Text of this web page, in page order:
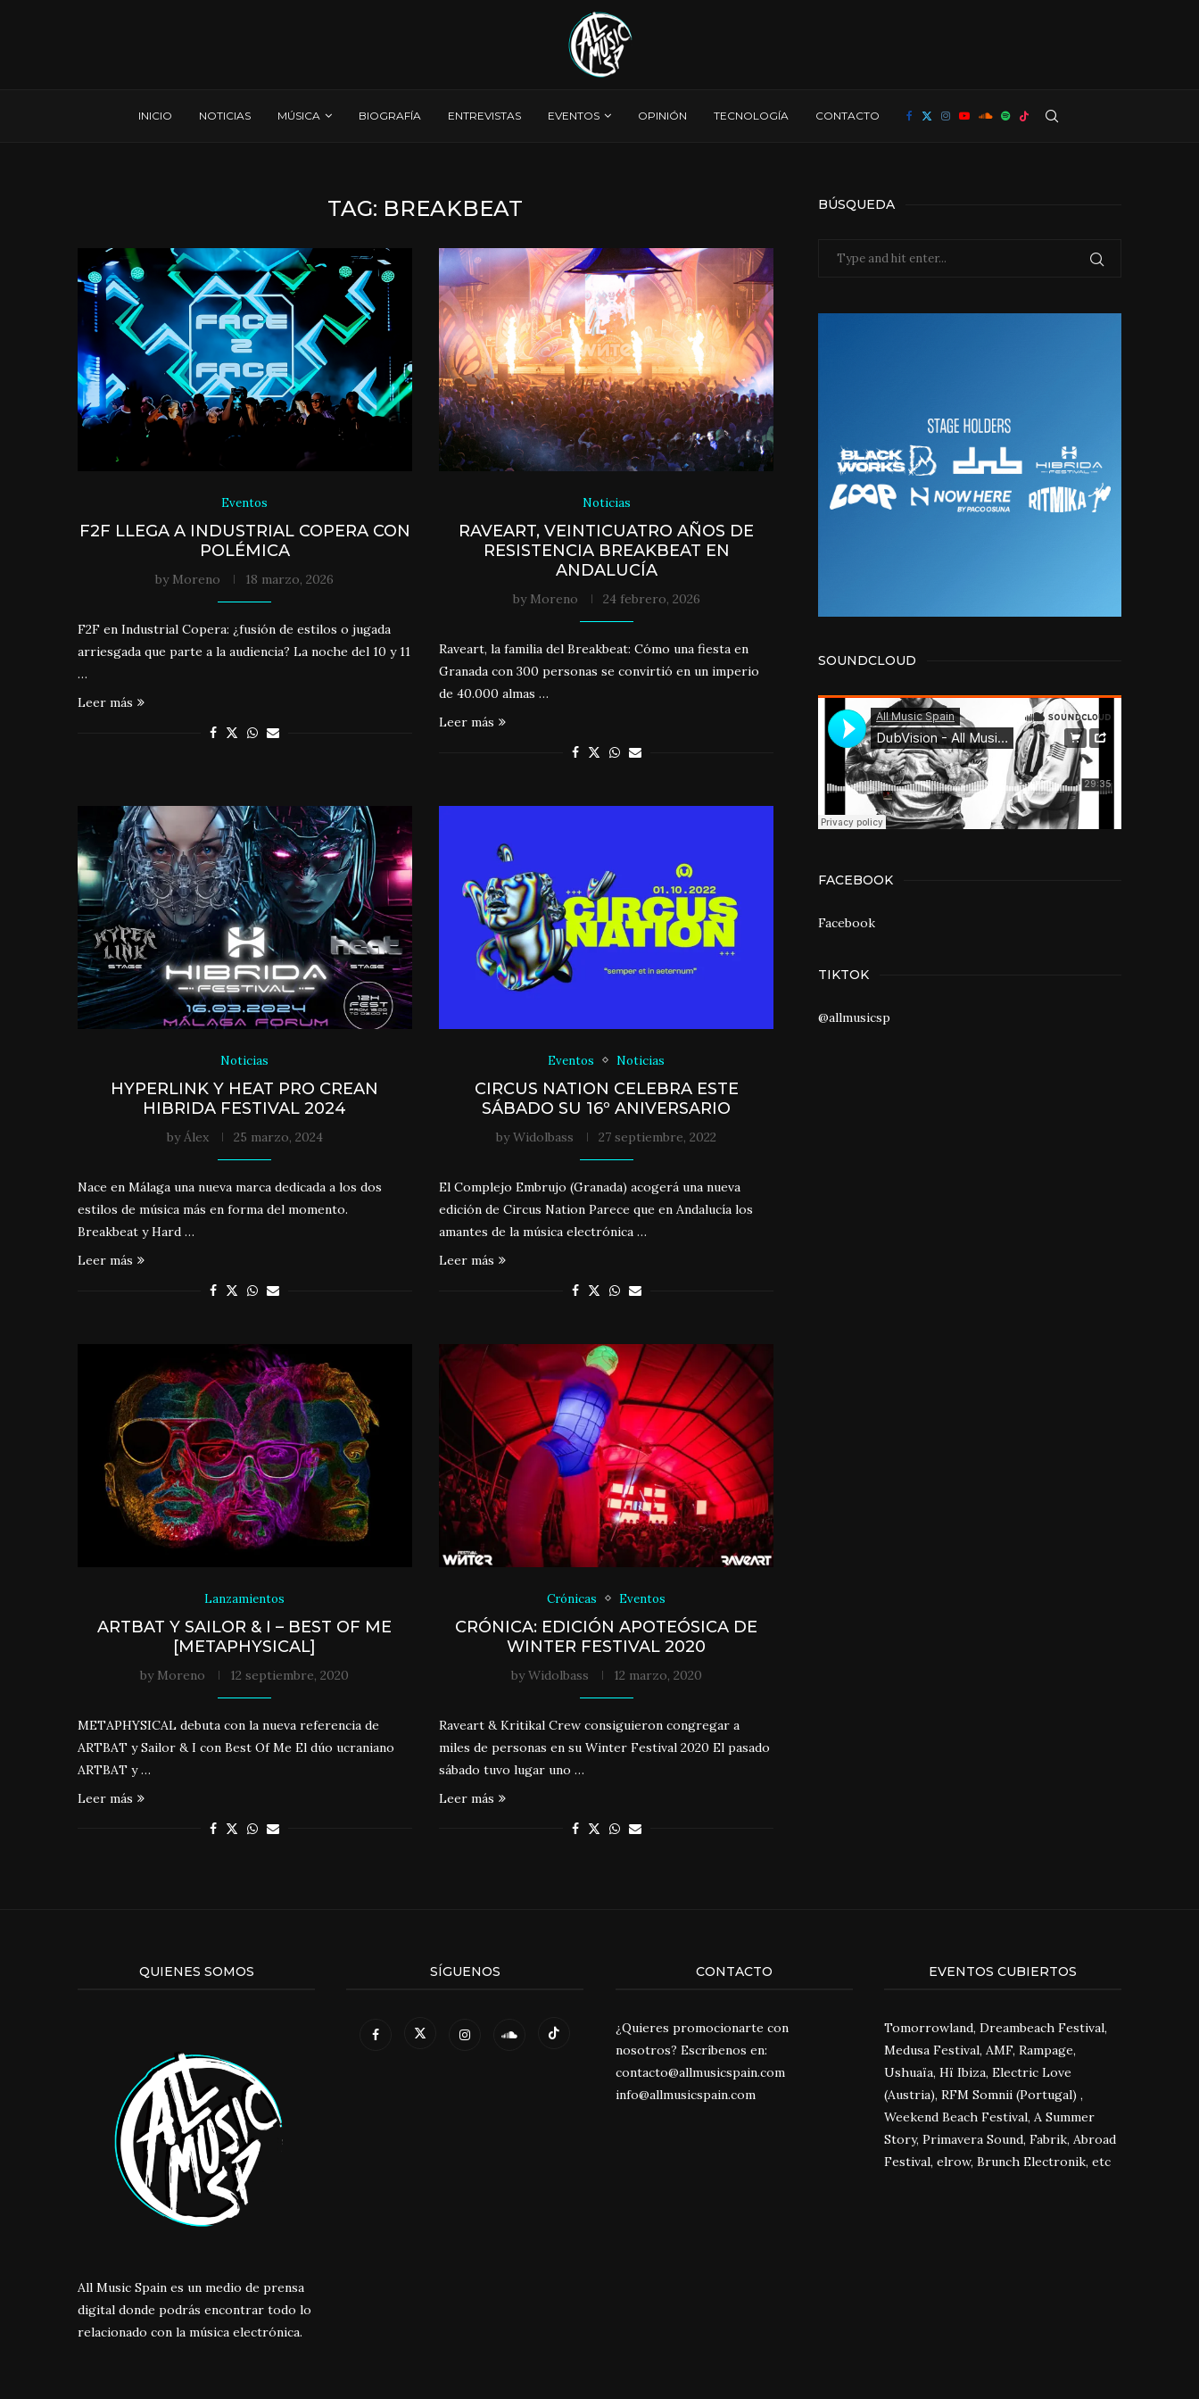
INICIO NOTICIAS MÚSICA BIOGRAFÍA ENTREVISTAS EVENTOS OPINIÓN TECNOLOGÍA CONTACTO
TAG: BREAKBEAT
Eventos
F2F LLEGA A INDUSTRIAL COPERA CON
POLÉMICA
by Moreno 18 marzo, 2026
F2F en Industrial Copera: ¿fusión de estilos o jugada
arriesgada que parte a la audiencia? La noche del 10 y 11
…
Leer más
Noticias
RAVEART, VEINTICUATRO AÑOS DE
RESISTENCIA BREAKBEAT EN
ANDALUCÍA
by Moreno 24 febrero, 2026
Raveart, la familia del Breakbeat: Cómo una fiesta en
Granada con 300 personas se convirtió en un imperio
de 40.000 almas …
Leer más
Noticias
HYPERLINK Y HEAT PRO CREAN
HIBRIDA FESTIVAL 2024
byÁlex 25 marzo, 2024
Nace en Málaga una nueva marca dedicada a los dos
estilos de música más en forma del momento.
Breakbeat y Hard …
Leer más
Eventos Noticias
CIRCUS NATION CELEBRA ESTE
SÁBADO SU 16º ANIVERSARIO
byWidolbass 27 septiembre, 2022
El Complejo Embrujo (Granada) acogerá una nueva
edición de Circus Nation Parece que en Andalucía los
amantes de la música electrónica …
Leer más
Lanzamientos
ARTBAT Y SAILOR & I – BEST OF ME
[METAPHYSICAL]
by Moreno 12 septiembre, 2020
METAPHYSICAL debuta con la nueva referencia de
ARTBAT y Sailor & I con Best Of Me El dúo ucraniano
ARTBAT y …
Leer más
Crónicas Eventos
CRÓNICA: EDICIÓN APOTEÓSICA DE
WINTER FESTIVAL 2020
byWidolbass 12 marzo, 2020
Raveart & Kritikal Crew consiguieron congregar a
miles de personas en su Winter Festival 2020 El pasado
sábado tuvo lugar uno …
Leer más
BÚSQUEDA
SOUNDCLOUD
FACEBOOK
Facebook
TIKTOK
@allmusicsp
QUIENES SOMOS
All Music Spain es un medio de prensa
digital donde podrás encontrar todo lo
relacionado con la música electrónica.
SÍGUENOS CONTACTO
¿Quieres promocionarte con
nosotros? Escríbenos en:
contacto@allmusicspain.com
info@allmusicspain.com
EVENTOS CUBIERTOS
Tomorrowland, Dreambeach Festival,
Medusa Festival, AMF, Rampage,
Ushuaïa, Hï Ibiza, Electric Love
(Austria), RFM Somnii (Portugal) ,
Weekend Beach Festival, A Summer
Story, Primavera Sound, Fabrik, Abroad
Festival, elrow, Brunch Electronik, etc